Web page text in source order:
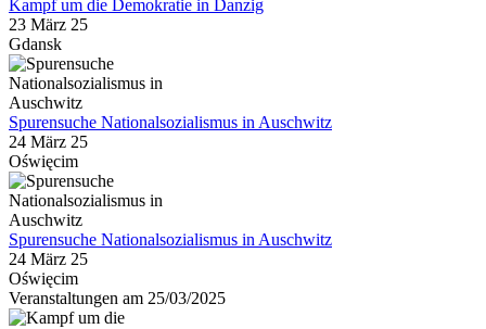
Kampf um die Demokratie in Danzig
23 März 25
Gdansk
Spurensuche Nationalsozialismus in Auschwitz
24 März 25
Oświęcim
Spurensuche Nationalsozialismus in Auschwitz
24 März 25
Oświęcim
Veranstaltungen am 25/03/2025